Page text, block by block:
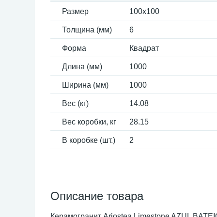
Размер 100x100
Толщина (мм) 6
Форма Квадрат
Длина (мм) 1000
Ширина (мм) 1000
Вес (кг) 14.08
Вес коробки, кг 28.15
В коробке (шт.) 2
Описание товара